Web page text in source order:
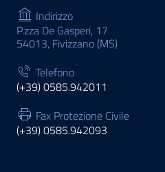
Indirizzo
P.zza De Gasperi, 17
54013, Fivizzano (MS)
Telefono
(+39) 0585.942011
Fax Protezione Civile
(+39) 0585.942093